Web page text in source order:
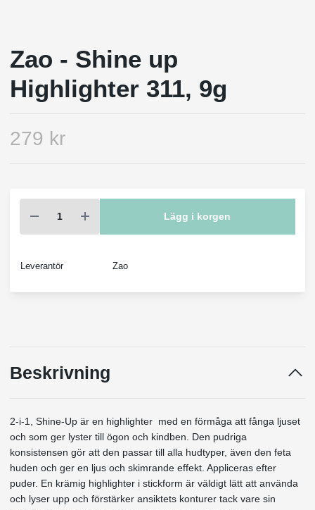
Zao - Shine up
Highlighter 311, 9g
279 kr
Lägg i korgen
Leverantör Zao
Beskrivning
2-i-1, Shine-Up är en highlighter med en förmåga att fånga ljuset
och som ger lyster till ögon och kindben. Den pudriga
konsistensen gör att den passar till alla hudtyper, även den feta
huden och ger en ljus och skimrande effekt. Appliceras efter
puder. En krämig highlighter i stickform är väldigt lätt att använda
och lyser upp och förstärker ansiktets konturer tack vare sin